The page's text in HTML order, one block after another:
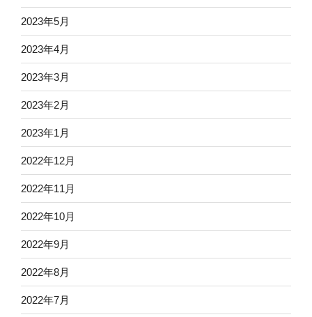
2023年5月
2023年4月
2023年3月
2023年2月
2023年1月
2022年12月
2022年11月
2022年10月
2022年9月
2022年8月
2022年7月